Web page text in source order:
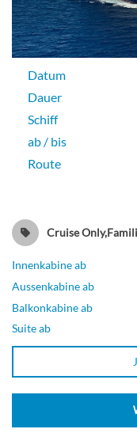
Balkonkabine
Balkonkabine
[BL]
Captain’s Suite-[CS]
Lido-Deck
Suite
Datum
Dauer
Schiff
ab / bis
Route
Cruise
Innenkabine ab
Aussenkabine ab
Balkonkabine ab
Suite ab